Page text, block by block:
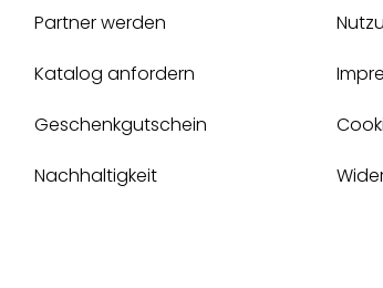
Partner werden
Katalog anfordern
Geschenkgutschein
Nachhaltigkeit